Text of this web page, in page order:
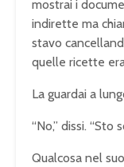
mostrai i
indirette ma
stavo
quelle ricette
La guardai a
“No,” dissi.
Qualcosa nel